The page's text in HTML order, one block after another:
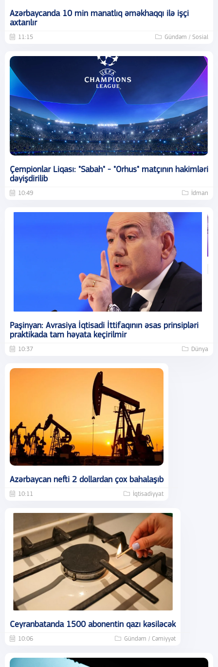
Azərbaycanda 10 min manatlıq əməkhaqqı ilə işçi
axtarılır
11:15 Gündəm / Sosial
Çempionlar Liqası: "Sabah" - "Orhus" matçının hakimləri
dəyişdirilib
10:49 İdman
Paşinyan: Avrasiya İqtisadi İttifaqının əsas prinsipləri
praktikada tam həyata keçirilmir
10:37 Dünya
Azərbaycan nefti 2 dollardan çox bahalaşıb
10:11 İqtisadiyyat
Ceyranbatanda 1500 abonentin qazı kəsiləcək
10:06 Gündəm / Cəmiyyət